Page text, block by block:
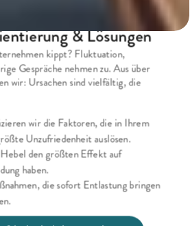
steigern –
& Lösungen
kippt? Fluktuation,
Gespräche nehmen zu. Aus über
wir: Ursachen sind vielfältig, die
wir die Faktoren, die in Ihrem
Unzufriedenheit auslösen.
den größten Effekt auf
haben.
die sofort Entlastung bringen